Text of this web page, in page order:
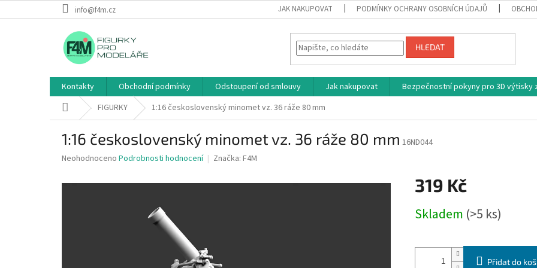
na
info@f4m.cz JAK NAKUPOVAT PODMÍNKY OCHRANY OSOBNÍCH ÚDAJŮ
HLEDAT
Kontakty Obchodní podmínky Odstoupení od smlouvy Jak nakupovat Bezpečnostní pokyny pro 3D výtisky
Domů FIGURKY 1:16 československý minomet vz. 36 ráže 80 mm
1:16 československý minomet vz. 36 ráže 80 mm 16ND044
Průměrné
produktu
Neohodnoceno Podrobnosti hodnocení Značka: F4M
319 Kč
cena:
Skladem (>5 ks)
Přidat do